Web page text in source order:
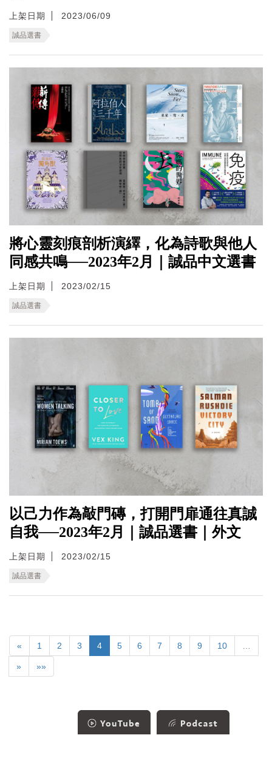
上架日期 2023/06/09
誠品選書
將心靈刻痕剖析演繹，化為詩歌與他人
同感共鳴──2023年2月｜誠品中文選書
上架日期 2023/02/15
誠品選書
以己力作為敲門磚，打開門扉通往真誠
自我──2023年2月｜誠品選書｜外文
上架日期 2023/02/15
誠品選書
« 1 2 3 4 5 6 7 8 9 10
» »»